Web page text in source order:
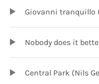
Giovanni tranquillo
Nobody does it
Central Park (Nils